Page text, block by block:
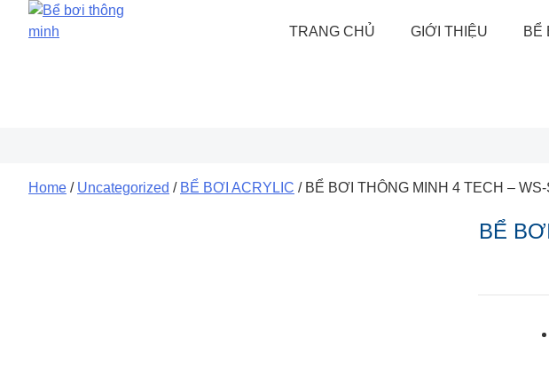
TRANG CHỦ GIỚI THIỆU BỂ
Home / Uncategorized / BỂ BƠI ACRYLIC / BỂ BƠI THÔNG MINH 4 TECH –
BỂ